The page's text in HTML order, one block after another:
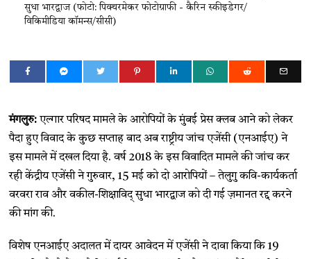
सुधा भारद्वाज (फोटो: पिक्चरमेकर फोटोग्राफी - कैरिन स्कीइडेगर/
विकिमीडिया कॉमन्स/सीसी)
मंगलुरु: एल्गार परिषद मामले के आरोपियों के मुंबई प्रेस क्लब आने को लेकर
पैदा हुए विवाद के कुछ सप्ताह बाद अब राष्ट्रीय जांच एजेंसी (एनआईए) ने
इस मामले में दखल दिया है. वर्ष 2018 के इस विवादित मामले की जांच कर
रही केंद्रीय एजेंसी ने गुरुवार, 15 मई को दो आरोपियों – तेलुगु कवि-कार्यकर्ता
वरवरा राव और वकील-शिक्षाविद् सुधा भारद्वाज को दी गई ज़मानत रद्द करने
की मांग की.
विशेष एनआईए अदालत में दायर आवेदन में एजेंसी ने दावा किया कि 19